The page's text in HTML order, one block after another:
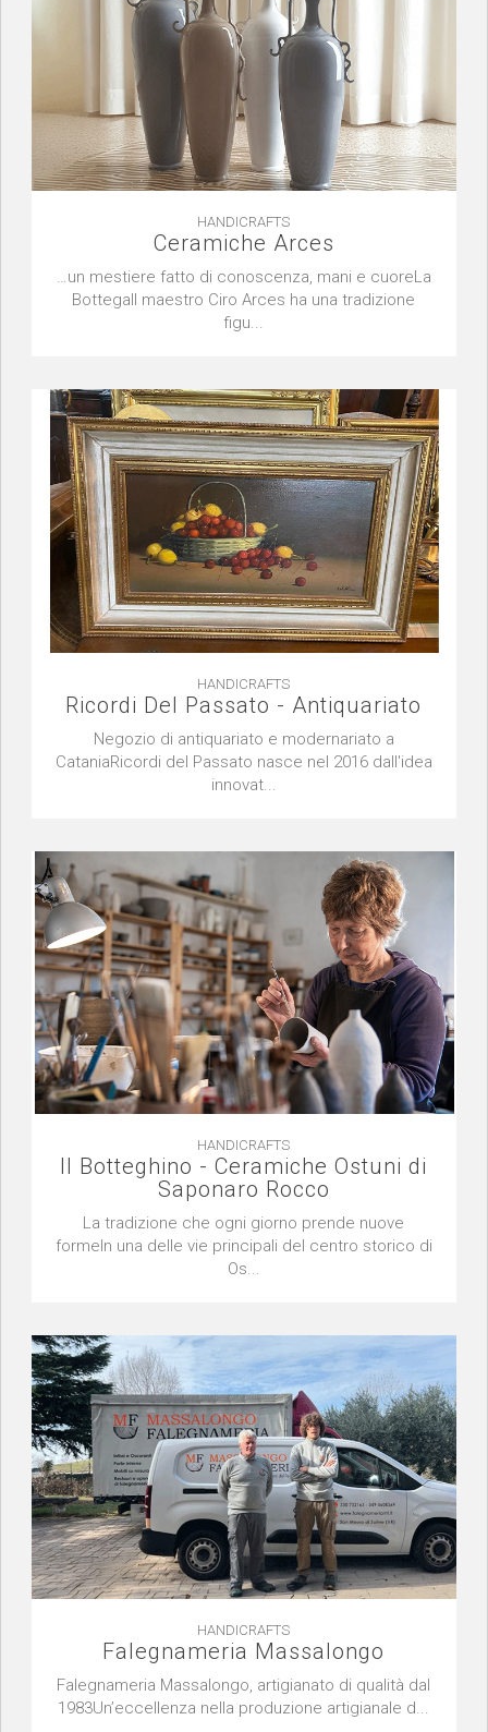
HANDICRAFTS
Ceramiche Arces
…un mestiere fatto di conoscenza, mani e cuoreLa
BottegaIl maestro Ciro Arces ha una tradizione
figu...
HANDICRAFTS
Ricordi Del Passato - Antiquariato
Negozio di antiquariato e modernariato a
CataniaRicordi del Passato nasce nel 2016 dall'idea
innovat...
HANDICRAFTS
Il Botteghino - Ceramiche Ostuni di
Saponaro Rocco
La tradizione che ogni giorno prende nuove
formeIn una delle vie principali del centro storico di
Os...
HANDICRAFTS
Falegnameria Massalongo
Falegnameria Massalongo, artigianato di qualità dal
1983Un’eccellenza nella produzione artigianale d...